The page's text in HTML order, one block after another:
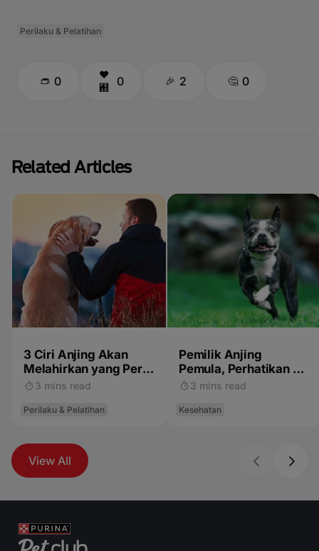
Perilaku & Pelatihan
0 0 2 0
Related Articles
3 Ciri Anjing Akan
Melahirkan yang Perlu
Diketahui
3 mins read
Perilaku & Pelatihan
Pemilik Anjing
Pemula, Perhatikan 4
Hal Ini Saat Memilih
Peliharaanmu
3 mins read
Kesehatan
View All